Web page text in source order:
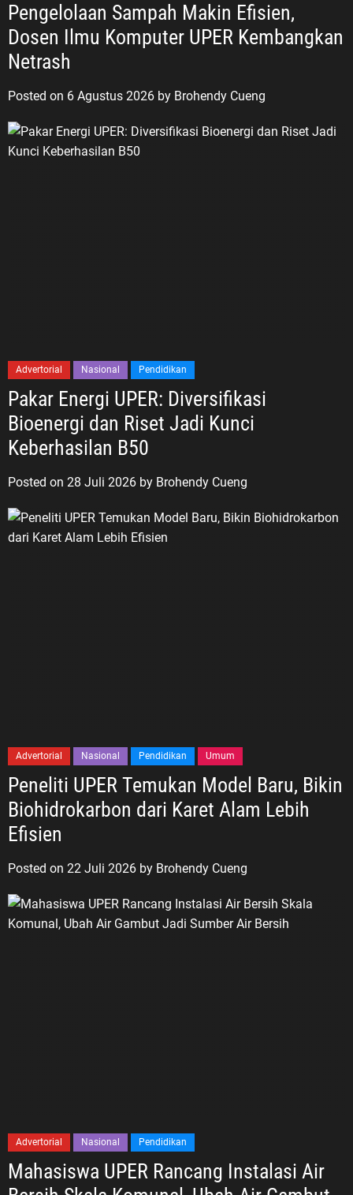
Pengelolaan Sampah Makin Efisien,
Dosen Ilmu Komputer UPER Kembangkan
Netrash
Posted on 6 Agustus 2026 by Brohendy Cueng
Advertorial Nasional Pendidikan
Pakar Energi UPER: Diversifikasi
Bioenergi dan Riset Jadi Kunci
Keberhasilan B50
Posted on 28 Juli 2026 by Brohendy Cueng
Advertorial Nasional Pendidikan Umum
Peneliti UPER Temukan Model Baru, Bikin
Biohidrokarbon dari Karet Alam Lebih
Efisien
Posted on 22 Juli 2026 by Brohendy Cueng
Advertorial Nasional Pendidikan
Mahasiswa UPER Rancang Instalasi Air